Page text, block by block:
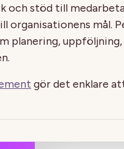
och stöd till
organisationens mål.
planering,
gör det enklare